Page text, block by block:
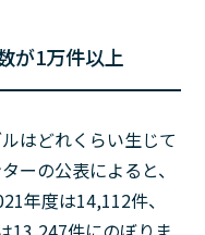
が1万件以上
はどれくらい生じて
ーの公表によると、
年度は14,112件、